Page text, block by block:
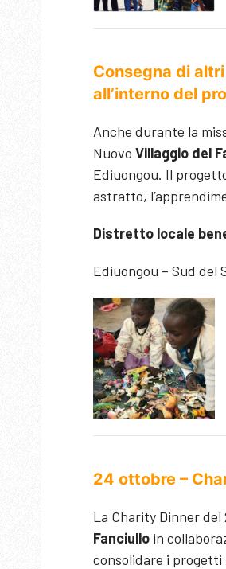
Consegna di
all’interno del
Anche durante la
Nuovo Villaggio del
Ediuongou. Il
astratto,
Distretto locale
Ediuongou – Sud del
24 ottobre –
La Charity Dinner
Fanciullo in
consolidare i progetti